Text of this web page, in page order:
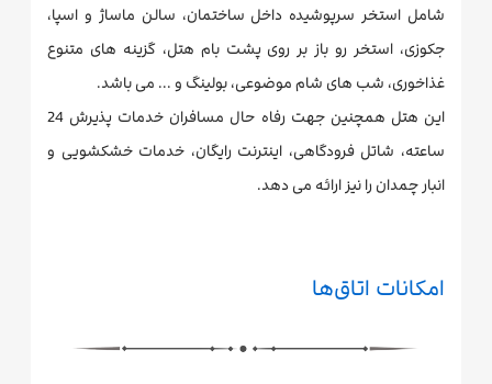
شامل استخر سرپوشیده داخل ساختمان، سالن ماساژ و اسپا،
جکوزی، استخر رو باز بر روی پشت بام هتل، گزینه های متنوع
غذاخوری، شب های شام موضوعی، بولینگ و ... می باشد.
این هتل همچنین جهت رفاه حال مسافران خدمات پذیرش 24
ساعته، شاتل فرودگاهی، اینترنت رایگان، خدمات خشکشویی و
انبار چمدان را نیز ارائه می دهد.
امکانات اتاق‌ها